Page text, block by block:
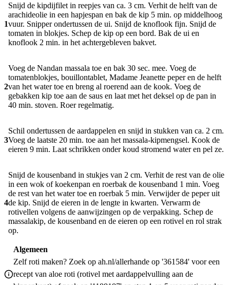
1
Snijd de kipdijfilet in reepjes van ca. 3 cm. Verhit de helft van de
arachideolie in een hapjespan en bak de kip 5 min. op middelhoog
vuur. Snipper ondertussen de ui. Snijd de knoflook fijn. Snijd de
tomaten in blokjes. Schep de kip op een bord. Bak de ui en
knoflook 2 min. in het achtergebleven bakvet.
2
Voeg de Nandan massala toe en bak 30 sec. mee. Voeg de
tomatenblokjes, bouillontablet, Madame Jeanette peper en de helft
van het water toe en breng al roerend aan de kook. Voeg de
gebakken kip toe aan de saus en laat met het deksel op de pan in
40 min. stoven. Roer regelmatig.
3
Schil ondertussen de aardappelen en snijd in stukken van ca. 2 cm.
Voeg de laatste 20 min. toe aan het massala-kipmengsel. Kook de
eieren 9 min. Laat schrikken onder koud stromend water en pel ze.
4
Snijd de kousenband in stukjes van 2 cm. Verhit de rest van de olie
in een wok of koekenpan en roerbak de kousenband 1 min. Voeg
de rest van het water toe en roerbak 5 min. Verwijder de peper uit
de kip. Snijd de eieren in de lengte in kwarten. Verwarm de
rotivellen volgens de aanwijzingen op de verpakking. Schep de
massalakip, de kousenband en de eieren op een rotivel en rol strak
op.
Algemeen
Zelf roti maken? Zoek op ah.nl/allerhande op '361584' voor een
recept van aloe roti (rotivel met aardappelvulling aan de